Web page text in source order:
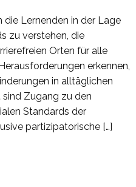
Lernenden in der Lage
zu verstehen, die
Orten für alle
erkennen,
in alltäglichen
Zugang zu den
Standards der
partizipatorische […]